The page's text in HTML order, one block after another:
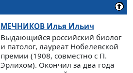
МЕЧНИКОВ Илья Ильич
Выдающийся российский биолог
и патолог, лауреат Нобелевской
премии (1908, совместно с П.
Эрлихом). Окончил за два года